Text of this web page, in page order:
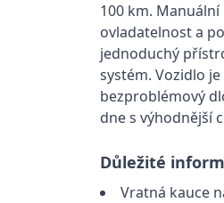
100 km.
ovladatelnost a
jednoduchý
systém. Vozidlo
bezproblémový
dne s výhodnější
Důležité
Vratná kauce